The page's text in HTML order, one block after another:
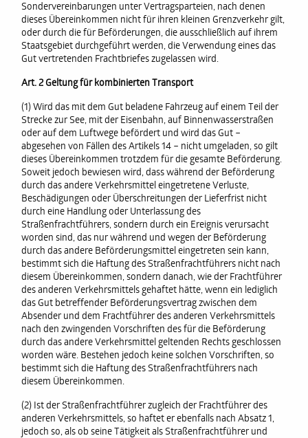
Sondervereinbarungen unter Vertragsparteien, nach denen
dieses Übereinkommen nicht für ihren kleinen Grenzverkehr gilt,
oder durch die für Beförderungen, die ausschließlich auf ihrem
Staatsgebiet durchgeführt werden, die Verwendung eines das
Gut vertretenden Frachtbriefes zugelassen wird.
Art. 2 Geltung für kombinierten Transport
(1) Wird das mit dem Gut beladene Fahrzeug auf einem Teil der
Strecke zur See, mit der Eisenbahn, auf Binnenwasserstraßen
oder auf dem Luftwege befördert und wird das Gut –
abgesehen von Fällen des Artikels 14 – nicht umgeladen, so gilt
dieses Übereinkommen trotzdem für die gesamte Beförderung.
Soweit jedoch bewiesen wird, dass während der Beförderung
durch das andere Verkehrsmittel eingetretene Verluste,
Beschädigungen oder Überschreitungen der Lieferfrist nicht
durch eine Handlung oder Unterlassung des
Straßenfrachtführers, sondern durch ein Ereignis verursacht
worden sind, das nur während und wegen der Beförderung
durch das andere Beförderungsmittel eingetreten sein kann,
bestimmt sich die Haftung des Straßenfrachtführers nicht nach
diesem Übereinkommen, sondern danach, wie der Frachtführer
des anderen Verkehrsmittels gehaftet hätte, wenn ein lediglich
das Gut betreffender Beförderungsvertrag zwischen dem
Absender und dem Frachtführer des anderen Verkehrsmittels
nach den zwingenden Vorschriften des für die Beförderung
durch das andere Verkehrsmittel geltenden Rechts geschlossen
worden wäre. Bestehen jedoch keine solchen Vorschriften, so
bestimmt sich die Haftung des Straßenfrachtführers nach
diesem Übereinkommen.
(2) Ist der Straßenfrachtführer zugleich der Frachtführer des
anderen Verkehrsmittels, so haftet er ebenfalls nach Absatz 1,
jedoch so, als ob seine Tätigkeit als Straßenfrachtführer und